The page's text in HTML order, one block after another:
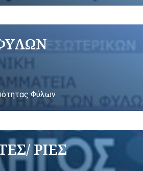
Φύλων
ΡΙΕΣ